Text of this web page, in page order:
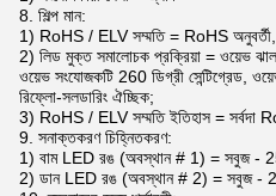
8. শিল্প মান:
1) RoHS / ELV সম্মতি = RoHS অনুবর্তী,
2) লিড মুক্ত সমালোচক প্রক্রিয়া = ওয়েভ
ওয়েভ সংযোজকটি 260 ডিগ্রী সেন্টিগ্রেড,
রিফ্লো-সলডারিং ঐচ্ছিক;
3) RoHS / ELV সম্মতি ইতিহাস = সর্বদা
9. সনাক্তকরণ চিহ্নিতকরণ:
1) বাম LED রঙ (অবস্থান # 1) = সবুজ -
2) ডান LED রঙ (অবস্থান # 2) = সবুজ -